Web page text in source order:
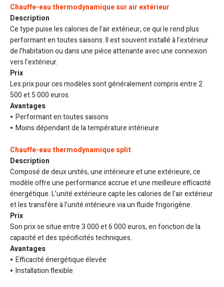
Chauffe-eau thermodynamique sur air extérieur
Description
Ce type puise les calories de l’air extérieur, ce qui le rend plus
performant en toutes saisons. Il est souvent installé à l’extérieur
de l’habitation ou dans une pièce attenante avec une connexion
vers l’extérieur.
Prix
Les prix pour ces modèles sont généralement compris entre 2
500 et 5 000 euros.
Avantages
Performant en toutes saisons
Moins dépendant de la température intérieure
Chauffe-eau thermodynamique split
Description
Composé de deux unités, une intérieure et une extérieure, ce
modèle offre une performance accrue et une meilleure efficacité
énergétique. L’unité extérieure capte les calories de l’air extérieur
et les transfère à l’unité intérieure via un fluide frigorigène.
Prix
Son prix se situe entre 3 000 et 6 000 euros, en fonction de la
capacité et des spécificités techniques.
Avantages
Efficacité énergétique élevée
Installation flexible